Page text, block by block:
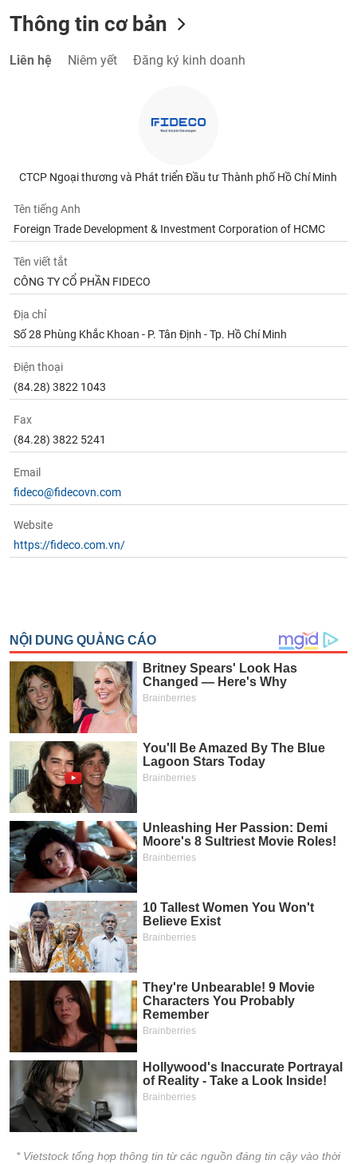
Thông tin cơ bản
Liên hệ Niêm yết Đăng ký kinh doanh
CTCP Ngoại thương và Phát triển Đầu tư Thành phố Hồ Chí Minh
Tên tiếng Anh
Foreign Trade Development & Investment Corporation of HCMC
Tên viết tắt
CÔNG TY CỔ PHẦN FIDECO
Địa chỉ
Số 28 Phùng Khắc Khoan - P. Tân Định - Tp. Hồ Chí Minh
Điện thoại
(84.28) 3822 1043
Fax
(84.28) 3822 5241
Email
fideco@fidecovn.com
Website
https://fideco.com.vn/
* Vietstock tổng hợp thông tin từ các nguồn đáng tin cậy vào thời